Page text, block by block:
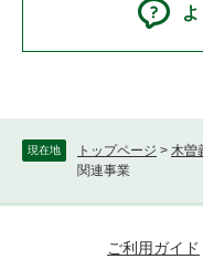
現在地 トップページ > 木曽
関連事業
ご利用ガイド